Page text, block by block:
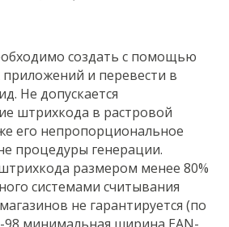
создать с помощью
и перевести в
Не допускается
штрихкода в растровой
его непропорциональное
процедуры генерации.
размером менее 80%
системами считывания
не гарантируется (по